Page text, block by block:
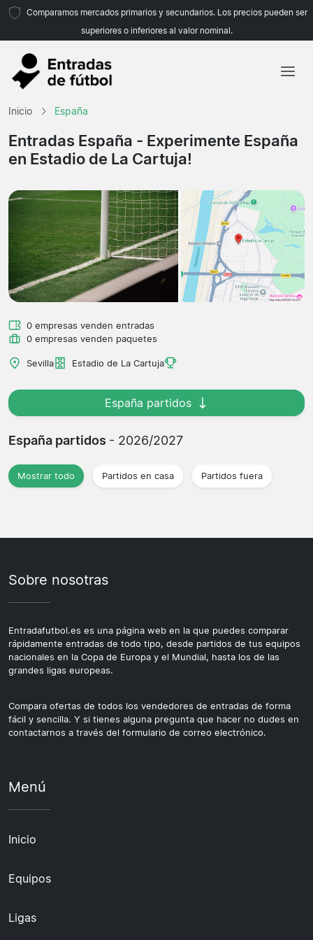
Comparamos mercados primarios y secundarios. Los precios pueden ser
superiores o inferiores al valor nominal.
Equipos
Ligas
Inicio España
Entradas España - Experimente España
en Estadio de La Cartuja!
0 empresas venden entradas
0 empresas venden paquetes
Sevilla Estadio de La Cartuja
España partidos
España partidos - 2026/2027
Mostrar todo Partidos en casa Partidos fuera
Sobre nosotras
Entradafutbol.es es una página web en la que puedes comparar
rápidamente entradas de todo tipo, desde partidos de tus equipos
nacionales en la Copa de Europa y el Mundial, hasta los de las
grandes ligas europeas.
Compara ofertas de todos los vendedores de entradas de forma
fácil y sencilla. Y si tienes alguna pregunta que hacer no dudes en
contactarnos a través del formulario de correo electrónico.
Menú
Inicio
Equipos
Ligas